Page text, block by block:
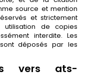
source et mention
et strictement
utilisation de copies
interdite. Les
déposés par les
vers ats-